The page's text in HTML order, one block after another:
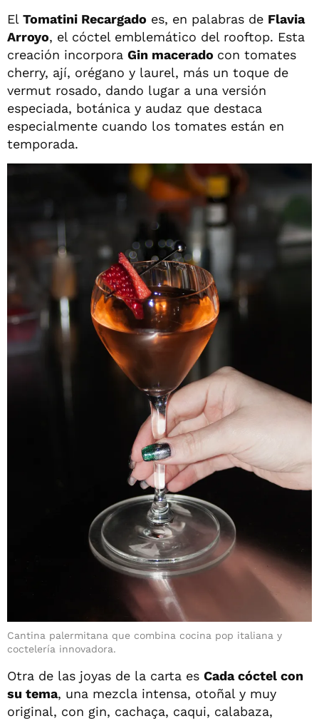
El Tomatini Recargado es, en palabras de Flavia
Arroyo, el cóctel emblemático del rooftop. Esta
creación incorpora Gin macerado con tomates
cherry, ají, orégano y laurel, más un toque de
vermut rosado, dando lugar a una versión
especiada, botánica y audaz que destaca
especialmente cuando los tomates están en
temporada.
Cantina palermitana que combina cocina pop italiana y
coctelería innovadora.
Otra de las joyas de la carta es Cada cóctel con
su tema, una mezcla intensa, otoñal y muy
original, con gin, cachaça, caqui, calabaza,